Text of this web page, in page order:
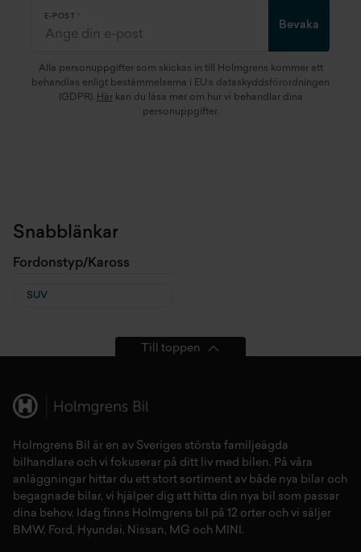
E-POST
Bevaka
Alla personuppgifter som skickas in till Holmgrens kommer att
behandlas enligt bestämmelserna i EU:s dataskyddsförordningen
(GDPR). Härkan du läsa mer om hur vi behandlar dina
personuppgifter.
Snabblänkar
Fordonstyp/Kaross
SUV
Till toppen
Holmgrens Bil är en av Sveriges största familjeägda
bilhandlare och vi fokuserar på ditt liv med bilen. På våra
anläggningar hittar du ett stort sortiment av både nya bilar och
begagnade bilar, vi hjälper dig att hitta din nya bil som passar
dina behov. Idag finns Holmgrens bil på 12 orter och vi säljer
BMW, Ford, Hyundai, Nissan , MG och MINI.